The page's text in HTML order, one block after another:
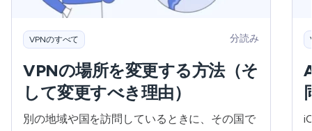
VPNのすべて 分読み
VPNの場所を変更する方法（そ
して変更すべき理由）
別の地域や国を訪問しているときに、その国で